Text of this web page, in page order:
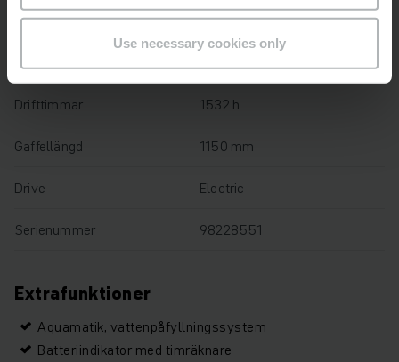
Use necessary cookies only
Tillverkningsår 2018
Lastkapacitet
Drifttimmar 1532 h
Gaffellängd 1150 mm
Drive Electric
Serienummer 98228551
Extrafunktioner
Aquamatik, vattenpåfyllningssystem
Batteriindikator med timräknare